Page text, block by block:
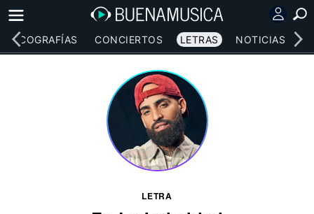
DISCOGRAFÍAS CONCIERTOS LETRAS NOTICIAS
LETRA